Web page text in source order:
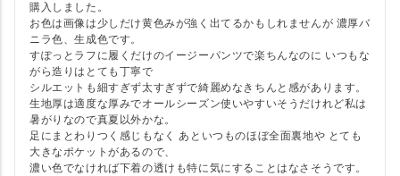
購入しました。
お色は画像は少しだけ黄色みが強く出てるかもしれませんが 濃厚バ
ニラ色、生成色です。
すぽっとラフに履くだけのイージーパンツで楽ちんなのに いつもな
がら造りはとても丁寧で
シルエットも細すぎず太すぎずで綺麗めなきちんと感があります。
生地厚は適度な厚みでオールシーズン使いやすいそうだけれど私は
暑がりなので真夏以外かな。
足にまとわりつく感じもなく あといつものほぼ全面裏地や とても
大きなポケットがあるので、
濃い色でなければ下着の透けも特に気にすることはなさそうです。